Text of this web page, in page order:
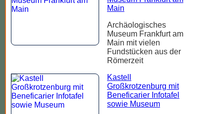
Main
Archäologisches
Museum Frankfurt am
Main mit vielen
Fundstücken aus der
Römerzeit
Kastell
Großkrotzenburg mit
Beneficarier Infotafel
sowie Museum